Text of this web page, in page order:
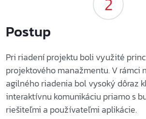
Postup
Pri riadení projektu boli využité
projektového manažmentu. V rámci
agilného riadenia bol vysoký dôraz
interaktívnu komunikáciu priamo s
riešiteľmi a používateľmi aplikácie.